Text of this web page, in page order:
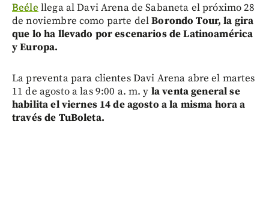
Beéle llega al Davi Arena de Sabaneta el próximo 28
de noviembre como parte delBorondo Tour, la gira
que lo ha llevado por escenarios de Latinoamérica
y Europa.
La preventa para clientes Davi Arena abre el martes
11 de agosto a las 9:00 a. m. y la venta general se
habilita el viernes 14 de agosto a la misma hora a
través de TuBoleta.